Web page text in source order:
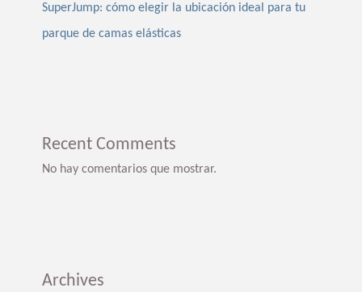
SuperJump: cómo elegir la ubicación ideal para tu
parque de camas elásticas
Recent Comments
No hay comentarios que mostrar.
Archives